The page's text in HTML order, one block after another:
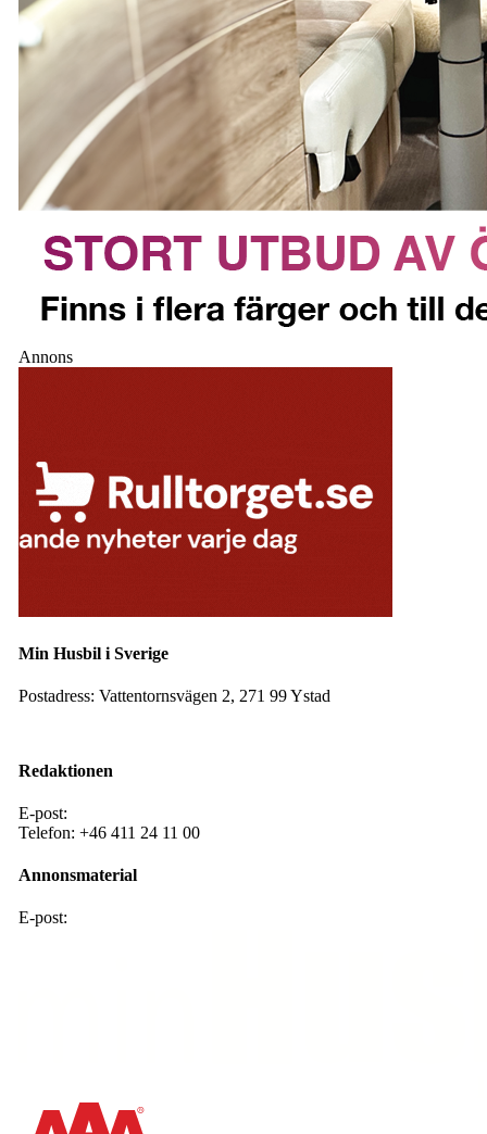
Annons
Min Husbil i Sverige
Postadress: Vattentornsvägen 2, 271 99 Ystad
Redaktionen
E-post:
Telefon: +46 411 24 11 00
Annonsmaterial
E-post: